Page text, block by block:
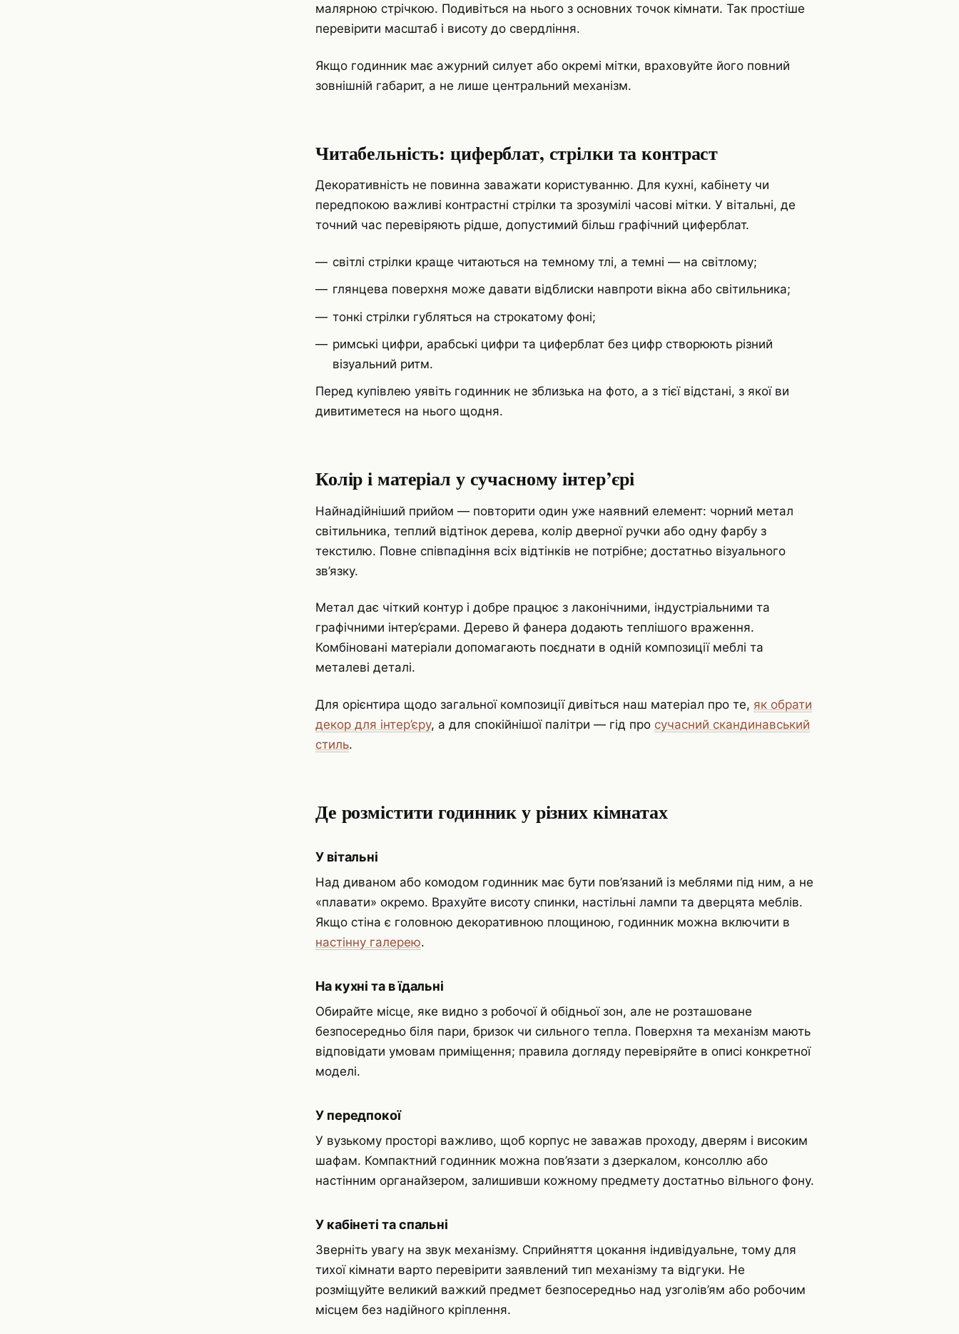
малярною стрічкою. Подивіться на нього з основних точок кімнати. Так простіше
перевірити масштаб і висоту до свердління.
Якщо годинник має ажурний силует або окремі мітки, враховуйте його повний
зовнішній габарит, а не лише центральний механізм.
Читабельність: циферблат, стрілки та контраст
Декоративність не повинна заважати користуванню. Для кухні, кабінету чи
передпокою важливі контрастні стрілки та зрозумілі часові мітки. У вітальні, де
точний час перевіряють рідше, допустимий більш графічний циферблат.
світлі стрілки краще читаються на темному тлі, а темні — на світлому;
глянцева поверхня може давати відблиски навпроти вікна або світильника;
тонкі стрілки губляться на строкатому фоні;
римські цифри, арабські цифри та циферблат без цифр створюють різний
візуальний ритм.
Перед купівлею уявіть годинник не зблизька на фото, а з тієї відстані, з якої ви
дивитиметеся на нього щодня.
Колір і матеріал у сучасному інтер’єрі
Найнадійніший прийом — повторити один уже наявний елемент: чорний метал
світильника, теплий відтінок дерева, колір дверної ручки або одну фарбу з
текстилю. Повне співпадіння всіх відтінків не потрібне; достатньо візуального
зв’язку.
Метал дає чіткий контур і добре працює з лаконічними, індустріальними та
графічними інтер’єрами. Дерево й фанера додають теплішого враження.
Комбіновані матеріали допомагають поєднати в одній композиції меблі та
металеві деталі.
Для орієнтира щодо загальної композиції дивіться наш матеріал про те, як обрати
декор для інтер’єру, а для спокійнішої палітри — гід про сучасний скандинавський
стиль.
Де розмістити годинник у різних кімнатах
У вітальні
Над диваном або комодом годинник має бути пов’язаний із меблями під ним, а не
«плавати» окремо. Врахуйте висоту спинки, настільні лампи та дверцята меблів.
Якщо стіна є головною декоративною площиною, годинник можна включити в
настінну галерею.
На кухні та в їдальні
Обирайте місце, яке видно з робочої й обідньої зон, але не розташоване
безпосередньо біля пари, бризок чи сильного тепла. Поверхня та механізм мають
відповідати умовам приміщення; правила догляду перевіряйте в описі конкретної
моделі.
У передпокої
У вузькому просторі важливо, щоб корпус не заважав проходу, дверям і високим
шафам. Компактний годинник можна пов’язати з дзеркалом, консоллю або
настінним органайзером, залишивши кожному предмету достатньо вільного фону.
У кабінеті та спальні
Зверніть увагу на звук механізму. Сприйняття цокання індивідуальне, тому для
тихої кімнати варто перевірити заявлений тип механізму та відгуки. Не
розміщуйте великий важкий предмет безпосередньо над узголів’ям або робочим
місцем без надійного кріплення.